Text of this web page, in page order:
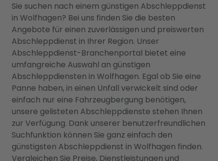
Sie suchen nach einem günstigen Abschleppdienst
in Wolfhagen? Bei uns finden Sie die besten
Angebote für einen zuverlässigen und preiswerten
Abschleppdienst in Ihrer Region. Unser
Abschleppdienst-Branchenportal bietet eine
umfangreiche Auswahl an günstigen
Abschleppdiensten in Wolfhagen. Egal ob Sie eine
Panne haben, in einen Unfall verwickelt sind oder
einfach nur eine Fahrzeugbergung benötigen,
unsere gelisteten Abschleppdienste stehen Ihnen
zur Verfügung. Dank unserer benutzerfreundlichen
Suchfunktion können Sie ganz einfach den
günstigsten Abschleppdienst in Wolfhagen finden.
Vergleichen Sie Preise, Dienstleistungen und